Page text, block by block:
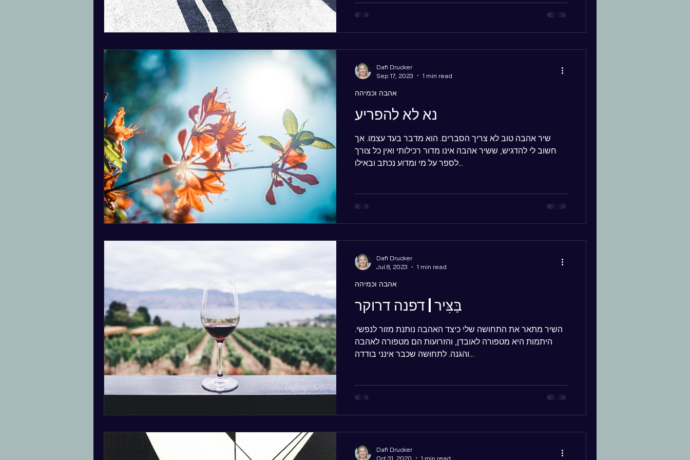
נא לא להפריע
שיר אהבה טוב לא צריך הסברים. הוא מדבר בעד עצמו. אך
חשוב לי להדגיש, ששיר אהבה אינו מדור רכילותי ואין כל צורך
לספר על מי ומדוע נכתב ובאילו...
אהבה וכמיהה
Dafi Drucker
Sep 17, 2023
1 min read
בַּצִּיר | דפנה דרוקר
השיר מתאר את התחושה שלי כיצד האהבה נותנת מזור לנפשי.
היתמות היא מטפורה לאובדן, והזרועות הם מטפורה לאהבה
והגנה. לתחושה שכבר אינני בודדה...
אהבה וכמיהה
Dafi Drucker
Jul 8, 2023
1 min read
Dafi Drucker
Oct 31, 2020
1 min read